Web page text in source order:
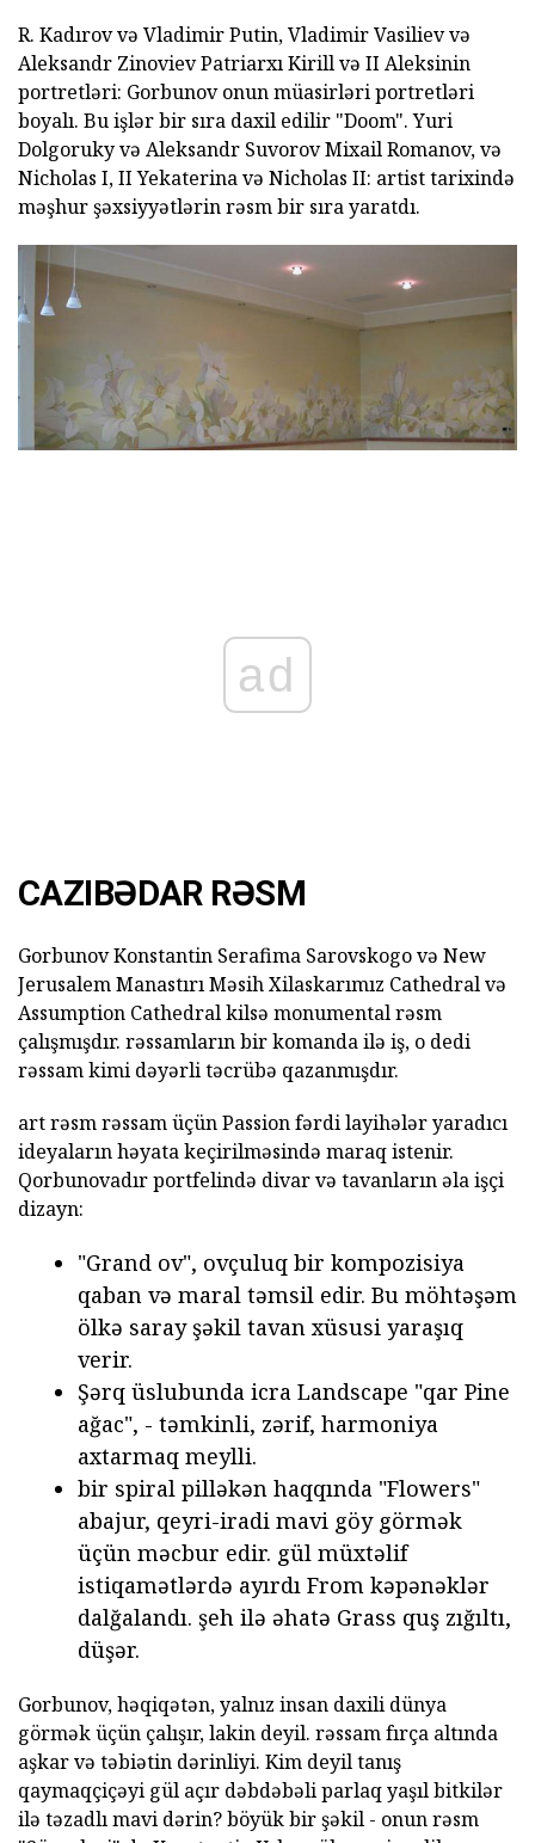
R. Kadırov və Vladimir Putin, Vladimir Vasiliev və
Aleksandr Zinoviev Patriarxı Kirill və II Aleksinin
portretləri: Gorbunov onun müasirləri portretləri
boyalı. Bu işlər bir sıra daxil edilir "Doom". Yuri
Dolgoruky və Aleksandr Suvorov Mixail Romanov, və
Nicholas I, II Yekaterina və Nicholas II: artist tarixində
məşhur şəxsiyyətlərin rəsm bir sıra yaratdı.
ad
CAZIBƏDAR RƏSM
Gorbunov Konstantin Serafima Sarovskogo və New
Jerusalem Manastırı Məsih Xilaskarımız Cathedral və
Assumption Cathedral kilsə monumental rəsm
çalışmışdır. rəssamların bir komanda ilə iş, o dedi
rəssam kimi dəyərli təcrübə qazanmışdır.
art rəsm rəssam üçün Passion fərdi layihələr yaradıcı
ideyaların həyata keçirilməsində maraq istenir.
Qorbunovadır portfelində divar və tavanların əla işçi
dizayn:
"Grand ov", ovçuluq bir kompozisiya
qaban və maral təmsil edir. Bu möhtəşəm
ölkə saray şəkil tavan xüsusi yaraşıq
verir.
Şərq üslubunda icra Landscape "qar Pine
ağac", - təmkinli, zərif, harmoniya
axtarmaq meylli.
bir spiral pilləkən haqqında "Flowers"
abajur, qeyri-iradi mavi göy görmək
üçün məcbur edir. gül müxtəlif
istiqamətlərdə ayırdı From kəpənəklər
dalğalandı. şeh ilə əhatə Grass quş zığıltı,
düşər.
Gorbunov, həqiqətən, yalnız insan daxili dünya
görmək üçün çalışır, lakin deyil. rəssam fırça altında
aşkar və təbiətin dərinliyi. Kim deyil tanış
qaymaqçiçəyi gül açır dəbdəbəli parlaq yaşıl bitkilər
ilə təzadlı mavi dərin? böyük bir şəkil - onun rəsm